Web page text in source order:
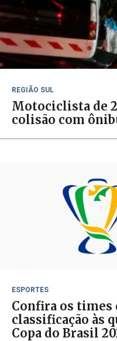
REGIÃO SUL
Motociclista de
colisão com
ESPORTES
Confira os times
classificação às
Copa do Brasil